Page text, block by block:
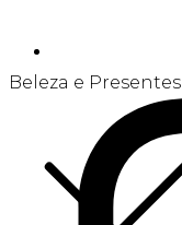
Beleza e Presentes